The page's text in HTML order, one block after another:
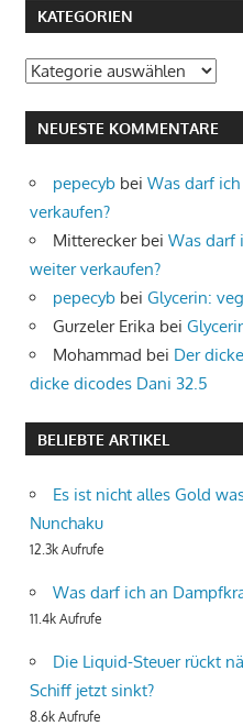
KATEGORIEN
Kategorien
NEUESTE KOMMENTARE
pepecyb bei Was darf
verkaufen?
Mittereckerbei Was darf
weiter verkaufen?
pepecyb bei Glycerin:
Gurzeler Erika bei
Mohammad bei Der
dicke dicodes Dani 32.5
BELIEBTE ARTIKEL
Es ist nicht alles Gold
Nunchaku
12.3k Aufrufe
Was darf ich an
11.4k Aufrufe
Die Liquid-Steuer rückt
Schiff jetzt sinkt?
8.6k Aufrufe